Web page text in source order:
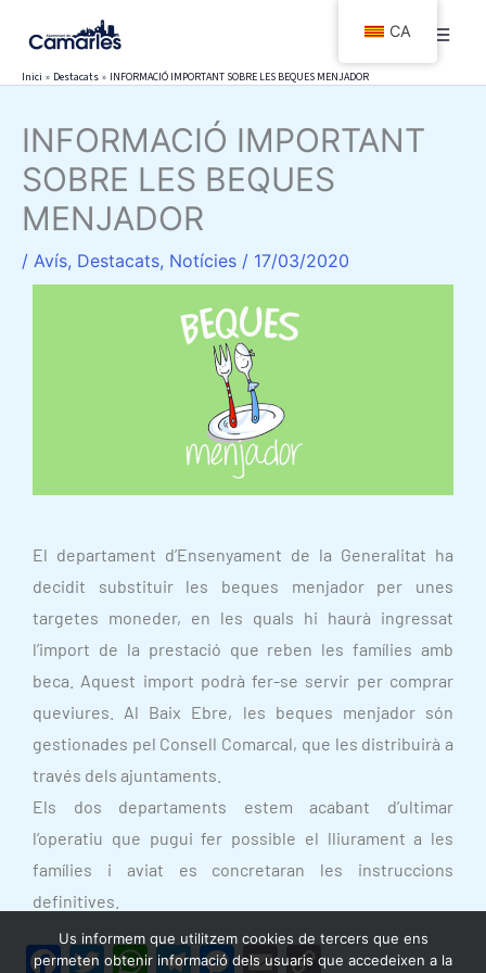
contingut
Inici Destacats INFORMACIÓ IMPORTANT SOBRE LES BEQUES MENJADOR
INFORMACIÓ IMPORTANT
SOBRE LES BEQUES
MENJADOR
/ Avís, Destacats, Notícies / 17/03/2020
El departament d’Ensenyament de la Generalitat ha
decidit substituir les beques menjadorper unes
targetes moneder, en les quals hi haurà ingressat
l’import de la prestació que reben les famílies amb
beca. Aquest import podrà fer-se servir per comprar
queviures. Al Baix Ebre, les beques menjadorsón
gestionades pel Consell Comarcal, que les distribuirà a
través dels ajuntaments.
Els dos departaments estem acabant d’ultimar
l’operatiu que pugui fer possible el lliurament a les
famílies i aviat es concretaran les instruccions
definitives.
F T W T M E C
CA
Us informem que utilitzem cookies de tercers que ens
permeten obtenir informació dels usuaris que accedeixen a la